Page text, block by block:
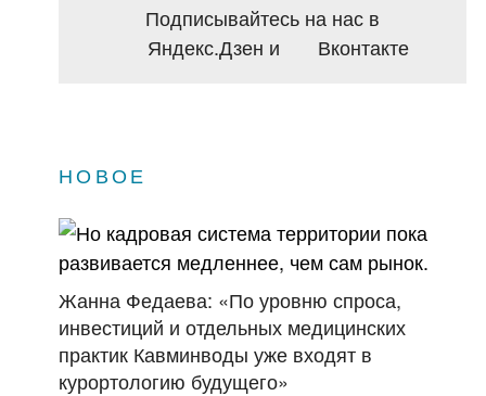
Подписывайтесь на нас в
Яндекс.Дзен и Вконтакте
НОВОЕ
Жанна Федаева: «По уровню спроса,
инвестиций и отдельных медицинских
практик Кавминводы уже входят в
курортологию будущего»